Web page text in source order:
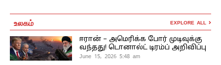
உலகம் EXPLORE ALL
ஈரான் – அமெரிக்க போர் முடிவுக்கு
வந்தது! டொனால்ட் டிரம்ப் அறிவிப்பு
June 15, 2026 5:48 am